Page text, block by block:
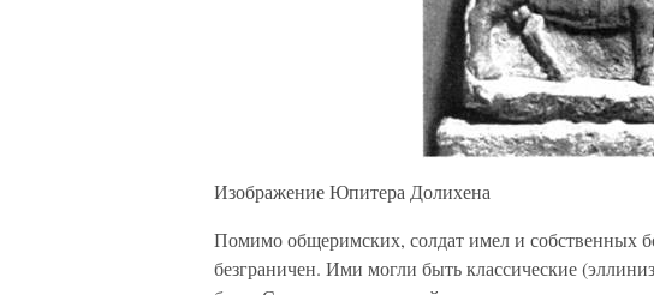
Изображение Юпитера Долихена
Помимо общеримских, солдат имел и собственных
безграничен. Ими могли быть классические